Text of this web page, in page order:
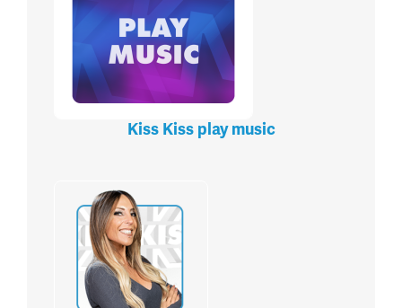
Kiss Kiss play music